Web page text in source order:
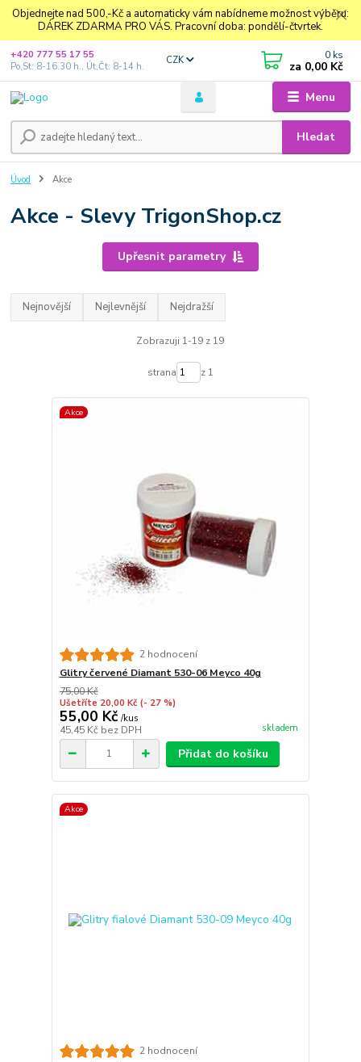
Objednejte nad 500,-Kč a automaticky vám nabídneme možnost výběru:
DÁREK ZDARMA PRO VÁS. Pracovní doba: pondělí-čtvrtek.
Menu
CZK
Hledat
+420 777 55 17 55
Po,St: 8-16.30 h., Út,Čt: 8-14 h.
0 ks
za 0,00 Kč
Úvod Akce
Akce - Slevy TrigonShop.cz
Upřesnit parametry
Nejnovější Nejlevnější Nejdražší
Zobrazuji 1-19 z 19
strana z 1
Akce
2 hodnocení
Glitry červené Diamant 530-06 Meyco 40g
75,00 Kč
Ušetříte 20,00 Kč (- 27 %)
55,00 Kč /kus
45,45 Kč bez DPH skladem
Přidat do košíku
Akce
2 hodnocení